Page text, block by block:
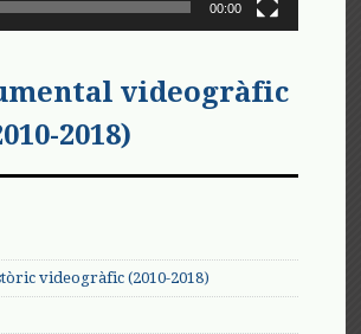
00:00
videogràfic
2018)
videogràfic (2010-2018)